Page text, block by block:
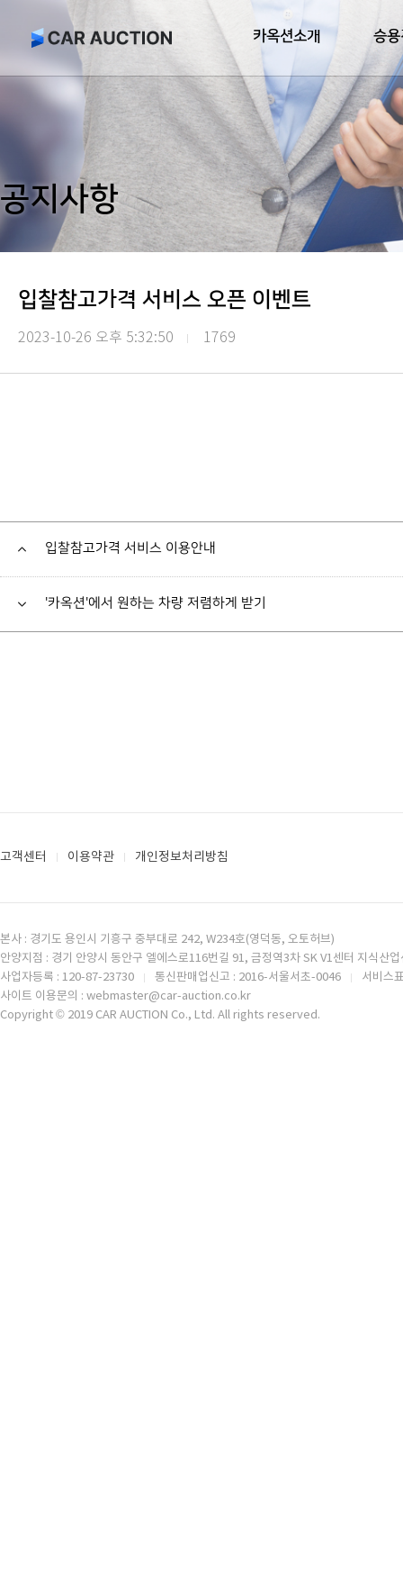
카옥션소개 승
공지사항
입찰참고가격 서비스 오픈 이벤트
2023-10-26 오후 5:32:50 1769
입찰참고가격 서비스 이용안내
'카옥션'에서 원하는 차량 저렴하게 받기
고객센터 이용약관 개인정보처리방침
본사 : 경기도 용인시 기흥구 중부대로 242, W234호(영덕동, 오토허브)
안양지점 : 경기 안양시 동안구 엘에스로116번길 91, 금정역3차 SK V1센터 지식산
사업자등록 : 120-87-23730
통신판매업신고 : 2016-서울서초-0046
서비스
사이트 이용문의 : webmaster@car-auction.co.kr
Copyright © 2019 CAR AUCTION Co., Ltd. All rights reserved.